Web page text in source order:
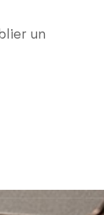
un